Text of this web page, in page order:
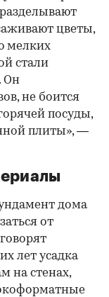
цветы,
мелких
стали
Он
не боится
посуды,
плиты», —
дома
от
лет усадка
на стенах,